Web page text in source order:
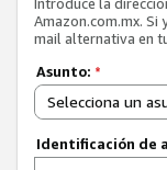
Introduce la
Amazon.com.mx. Si
mail alternativa en
Asunto: *
Selecciona un
Identificación de